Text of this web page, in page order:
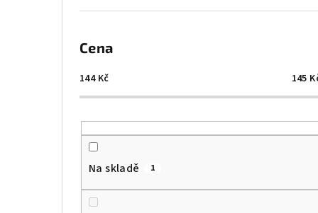
Cena
144Kč 145
Na skladě 1